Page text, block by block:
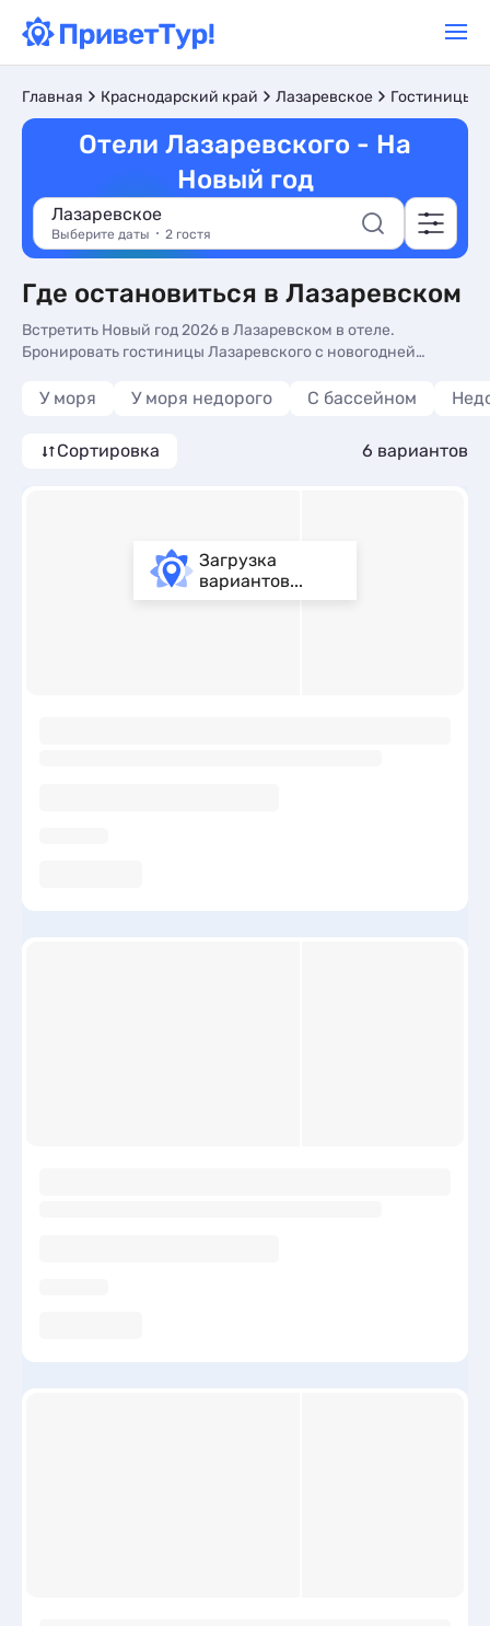
Главная Краснодарский край Лазаревское Гостиницы и
Отели Лазаревского - На
Новый год
Лазаревское
Выберите даты 2 гостя
Где остановиться в Лазаревском
Встретить Новый год 2026 в Лазаревском в отеле.
Бронировать гостиницы Лазаревского с новогодней
посредников.
У моря У моря недорого С бассейном
Сортировка 6 вариантов
Загрузка
вариантов...